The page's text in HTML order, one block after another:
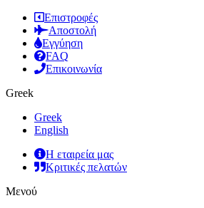
Επιστροφές
Αποστολή
Εγγύηση
FAQ
Επικοινωνία
Greek
Greek
English
Η εταιρεία μας
Κριτικές πελατών
Μενού